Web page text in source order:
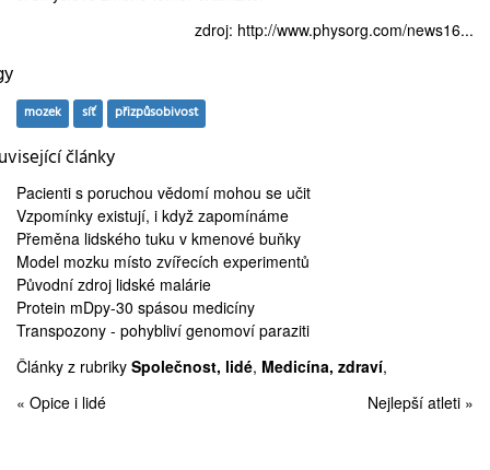
zdroj: http://www.physorg.com/news16...
mozek síť přizpůsobivost
články
Pacienti s poruchou vědomí mohou se učit
Vzpomínky existují, i když zapomínáme
Přeměna lidského tuku v kmenové buňky
Model mozku místo zvířecích experimentů
Původní zdroj lidské malárie
Protein mDpy-30 spásou medicíny
Transpozony - pohybliví genomoví paraziti
Články z rubriky Společnost, lidé, Medicína, zdraví,
« Opice i lidé
Nejlepší atleti »